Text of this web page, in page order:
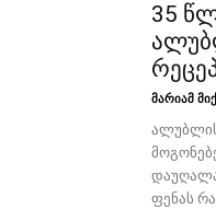
35
მარიამ
ფენას